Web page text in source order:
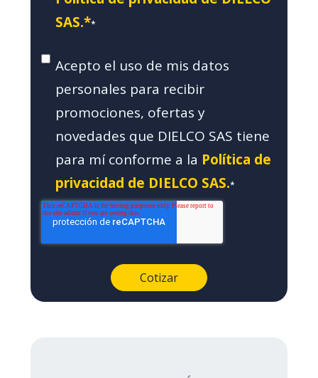
SAS.**
Acepto el uso de mis datos
personales para recibir
promociones, ofertas y
novedades que DIELCO SAS tiene
para mí conforme a la Política de
privacidad de DIELCO SAS.*